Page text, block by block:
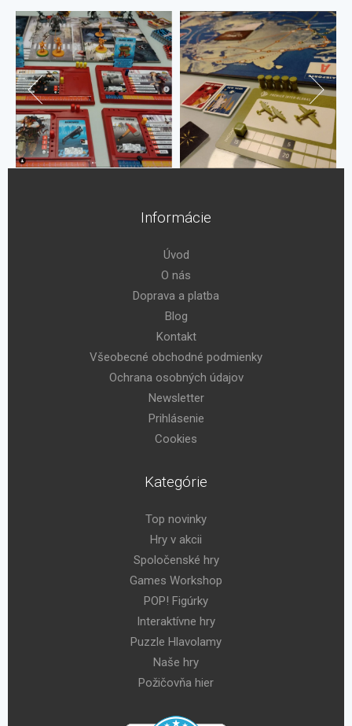
Informácie
Úvod
O nás
Doprava a platba
Blog
Kontakt
Všeobecné obchodné podmienky
Ochrana osobných údajov
Newsletter
Prihlásenie
Cookies
Kategórie
Top novinky
Hry v akcii
Spoločenské hry
Games Workshop
POP! Figúrky
Interaktívne hry
Puzzle Hlavolamy
Naše hry
Požičovňa hier